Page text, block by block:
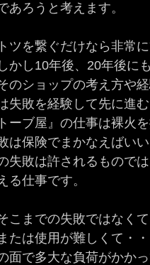
あろうと考えます。
ツを繋ぐだけなら非常
かし10年後、20年後に
のショップの考え方や
失敗を経験して先に進
ーブ屋』の仕事は裸火
敗は保険でまかなえばい
失敗は許されるもので
る仕事です。
こまでの失敗ではなく
たは使用が難しくて・
面で多大な負荷がかかっ